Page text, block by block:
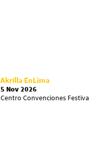
Akrilla EnLima
5 Nov 2026
Centro Convenciones Festiva